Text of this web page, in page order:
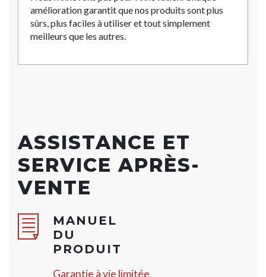
amélioration garantit que nos produits sont plus
sûrs, plus faciles à utiliser et tout simplement
meilleurs que les autres.
ASSISTANCE ET
SERVICE APRÈS-
VENTE
MANUEL
DU
PRODUIT
Garantie à vie limitée